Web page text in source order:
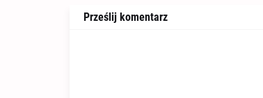
Prześlij komentarz